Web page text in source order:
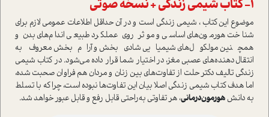
1- کتاب شیمی زندگی + نسخه صوتی
موضوع این کتاب ، شیمی زندگی است و در آن حداقل اطلاعات عمومی لازم برای
شناخت هورمون‌های اساسی و موثر روی عملکرد طبیعی اندام‌های بدن و
همچنین مولکول‌های شیمیایی شادی‌بخش و آرام‌بخش معروف به
انتقال‌دهنده‌های عصبی مغز، در اختیار شما قرار داده می‌شود. در کتاب شیمی
زندگی تالیف دکتر حلت از تفاوت‌های بین زنان و مردان هم فراوان صحبت شده،
اما هدف کتاب شیمی زندگی اصلا بیان این تفاوت‌ها نبوده است، چرا که با تسلط
به دانش هورمون‌درمانی، هر تفاوتی به‌راحتی قابل رفع و قابل عبور خواهد شد.